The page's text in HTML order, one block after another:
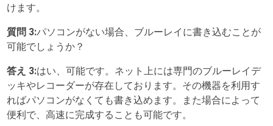
けます。
質問 3:パソコンがない場合、ブルーレイに書き込むことが
可能でしょうか？
答え 3:はい、可能です。ネット上には専門のブルーレイデ
ッキやレコーダーが存在しております。その機器を利用す
ればパソコンがなくても書き込めます。また場合によって
便利で、高速に完成することも可能です。